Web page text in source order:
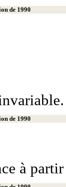
de 1990
de 1990
à